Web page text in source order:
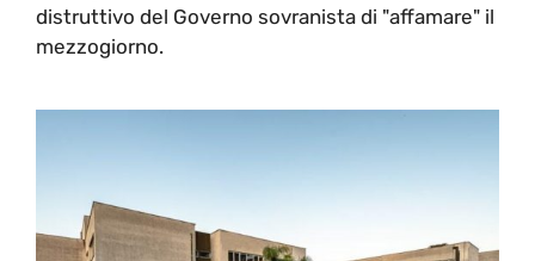
distruttivo del Governo sovranista di "affamare" il
mezzogiorno.